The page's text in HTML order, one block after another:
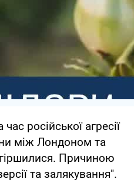
російської агресії
між Лондоном та
Причиною
та залякування".